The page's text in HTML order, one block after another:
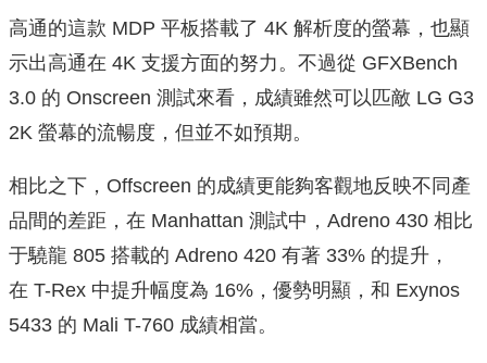
高通的這款 MDP 平板搭載了 4K 解析度的螢幕，也顯
示出高通在 4K 支援方面的努力。不過從 GFXBench
3.0 的 Onscreen 測試來看，成績雖然可以匹敵 LG G3
2K 螢幕的流暢度，但並不如預期。
相比之下，Offscreen 的成績更能夠客觀地反映不同產
品間的差距，在 Manhattan 測試中，Adreno 430 相比
于驍龍 805 搭載的 Adreno 420 有著 33% 的提升，
在 T-Rex 中提升幅度為 16%，優勢明顯，和 Exynos
5433 的 Mali T-760 成績相當。